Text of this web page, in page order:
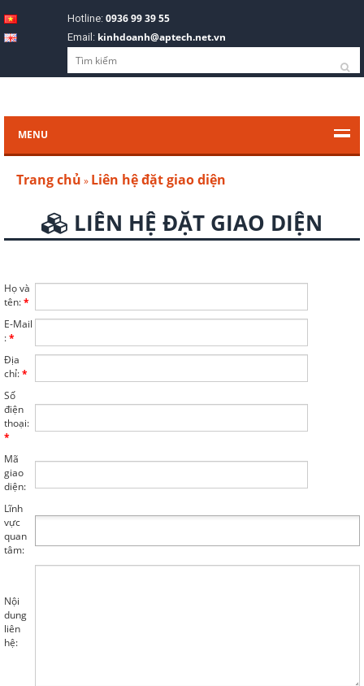
Hotline: 0936 99 39 55
Email: kinhdoanh@aptech.net.vn
MENU
Trang chủ » Liên hệ đặt giao diện
LIÊN HỆ ĐẶT GIAO DIỆN
Họ và
tên:*
E-Mail
:*
Địa
chỉ:*
Số
điện
thoại:
*
Mã
giao
diện:
Lĩnh
vực
quan
tâm:
Nội
dung
liên
hệ: